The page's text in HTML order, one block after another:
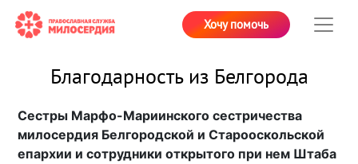
Хочу помочь
Благодарность из Белгорода
Сестры Марфо-Мариинского сестричества
милосердия Белгородской и Старооскольской
епархии и сотрудники открытого при нем Штаба